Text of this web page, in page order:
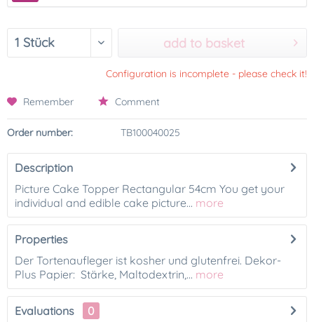
add to basket
Configuration is incomplete - please check it!
Remember Comment
Order number: TB100040025
Description
Picture Cake Topper Rectangular 54cm You get your
individual and edible cake picture... more
Properties
Der Tortenaufleger ist kosher und glutenfrei. Dekor-
Plus Papier: Stärke, Maltodextrin,... more
Evaluations
0